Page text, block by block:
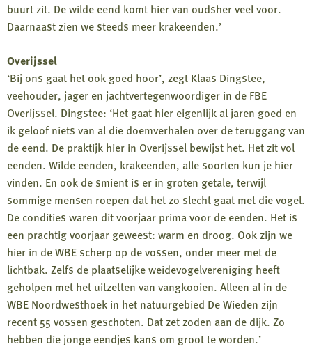
buurt zit. De wilde eend komt hier van oudsher veel voor.
Daarnaast zien we steeds meer krakeenden.’
Overijssel
‘Bij ons gaat het ook goed hoor’, zegt Klaas Dingstee,
veehouder, jager en jachtvertegenwoordiger in de FBE
Overijssel. Dingstee: ‘Het gaat hier eigenlijk al jaren goed en
ik geloof niets van al die doemverhalen over de teruggang van
de eend. De praktijk hier in Overijssel bewijst het. Het zit vol
eenden. Wilde eenden, krakeenden, alle soorten kun je hier
vinden. En ook de smient is er in groten getale, terwijl
sommige mensen roepen dat het zo slecht gaat met die vogel.
De condities waren dit voorjaar prima voor de eenden. Het is
een prachtig voorjaar geweest: warm en droog. Ook zijn we
hier in de WBE scherp op de vossen, onder meer met de
lichtbak. Zelfs de plaatselijke weidevogelvereniging heeft
geholpen met het uitzetten van vangkooien. Alleen al in de
WBE Noordwesthoek in het natuurgebied De Wieden zijn
recent 55 vossen geschoten. Dat zet zoden aan de dijk. Zo
hebben die jonge eendjes kans om groot te worden.’